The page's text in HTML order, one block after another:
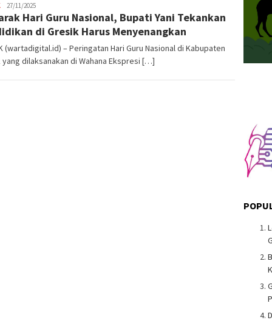
Admin
Warta
27/11/2025
Hari Guru Nasional, Bupati Yani Tekankan
di Gresik Harus Menyenangkan
(wartadigital.id) – Peringatan Hari Guru Nasional di Kabupaten
yang dilaksanakan di Wahana Ekspresi […]